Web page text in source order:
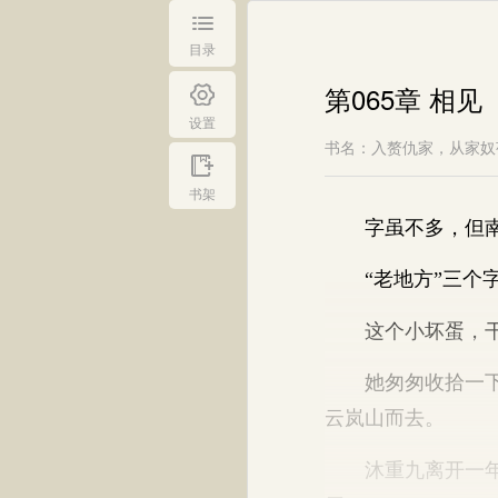
目录
设置
书架
第065章 相见
书名：入赘仇家，从家
字虽不多，但南
“老地方”三个字
这个小坏蛋，干
她匆匆收拾一下
云岚山而去。
沐重九离开一年